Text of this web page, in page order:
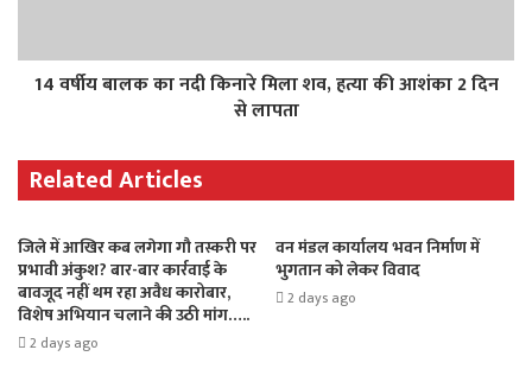
14 वर्षीय बालक का नदी किनारे मिला शव, हत्या की आशंका 2 दिन
से लापता
Related Articles
जिले में आखिर कब लगेगा गौ तस्करी पर
प्रभावी अंकुश? बार-बार कार्रवाई के
बावजूद नहीं थम रहा अवैध कारोबार,
विशेष अभियान चलाने की उठी मांग…..
2 days ago
वन मंडल कार्यालय भवन निर्माण में
भुगतान को लेकर विवाद
2 days ago